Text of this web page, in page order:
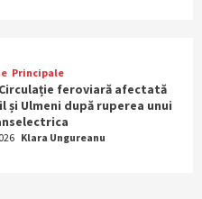
Principale
feroviară afectată
și Ulmeni după ruperea unui
Klara Ungureanu